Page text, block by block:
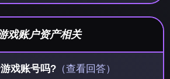
戏账户资产相关
戏账号吗?（查看回答）